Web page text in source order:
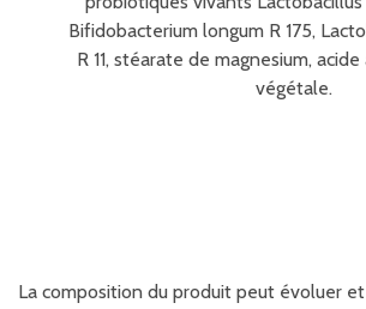
Bifidobacterium longum R 175,
R 11, stéarate de magnesium,
végétale.
La composition du produit peut évoluer